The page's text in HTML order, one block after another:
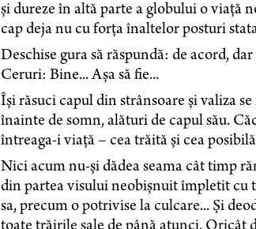
și dureze în altă parte a globului o viață
cap deja nu cu forța înaltelor posturi
Deschise gura să răspundă: de acord,
Ceruri: Bine... Așa să fie...
Își răsuci capul din strânsoare și valiza
înainte de somn, alături de capul său.
întreaga-i viață – cea trăită și cea
Nici acum nu-și dădea seama cât timp
din partea visului neobișnuit împletit cu
sa, precum o potrivise la culcare... Și